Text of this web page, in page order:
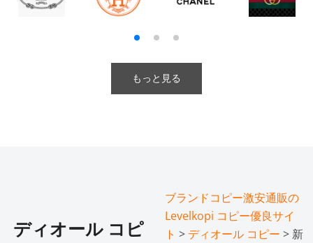
もっと見る
ディオール コピ
ブランドコピー激安通販の
Levelkopi コピー優良サイ
ト > ディオール コピー > 新